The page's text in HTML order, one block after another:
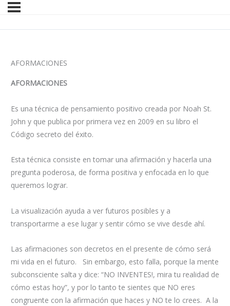
AFORMACIONES
AFORMACIONES
Es una técnica de pensamiento positivo creada por Noah St.
John y que publica por primera vez en 2009 en su libro el
Código secreto del éxito.
Esta técnica consiste en tomar una afirmación y hacerla una
pregunta poderosa, de forma positiva y enfocada en lo que
queremos lograr.
La visualización ayuda a ver futuros posibles y a
transportarme a ese lugar y sentir cómo se vive desde ahí.
Las afirmaciones son decretos en el presente de cómo será
mi vida en el futuro. Sin embargo, esto falla, porque la mente
subconsciente salta y dice: “NO INVENTES!, mira tu realidad de
cómo estas hoy”, y por lo tanto te sientes que NO eres
congruente con la afirmación que haces y NO te lo crees. A la